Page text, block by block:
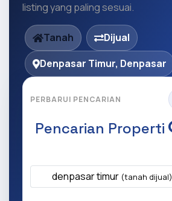
listing yang paling sesuai.
Tanah
Dijual
Denpasar Timur, Denpasar
PERBARUI PENCARIAN
Pencarian Properti
denpasar timur (tanah dijual)